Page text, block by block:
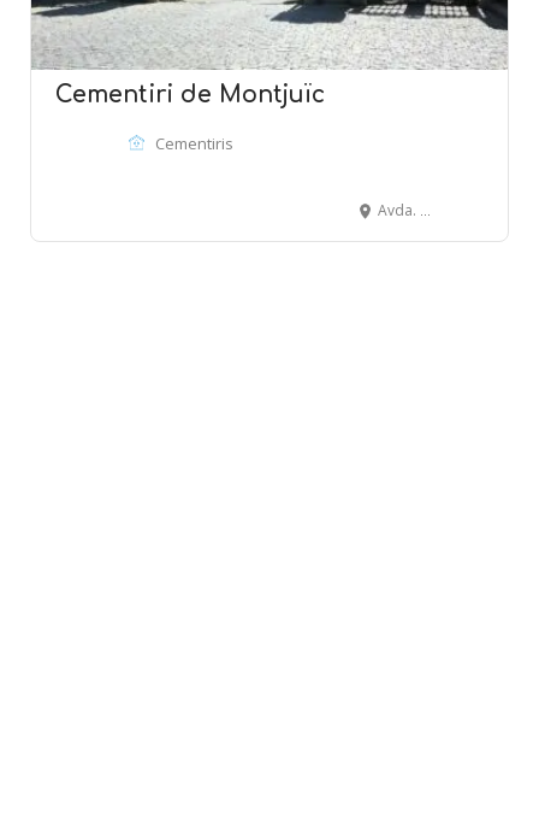
Cementiri de Montjuïc
Cementiris
Avda. Mare de Déu de Port, 56 - 58 - BARCELONA